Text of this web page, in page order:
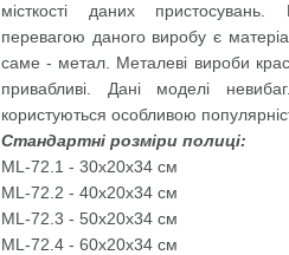
місткості даних
перевагою даного виробу є
саме - метал. Металеві вироби
привабливі. Дані моделі
користуються особливою
Стандартні розміри полиці:
ML-72.1 - 30х20х34 см
ML-72.2 - 40х20х34 см
ML-72.3 - 50х20х34 см
ML-72.4 - 60х20х34 см